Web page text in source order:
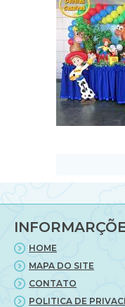
HOME
MAPA DO SITE
CONTATO
POLITICA DE